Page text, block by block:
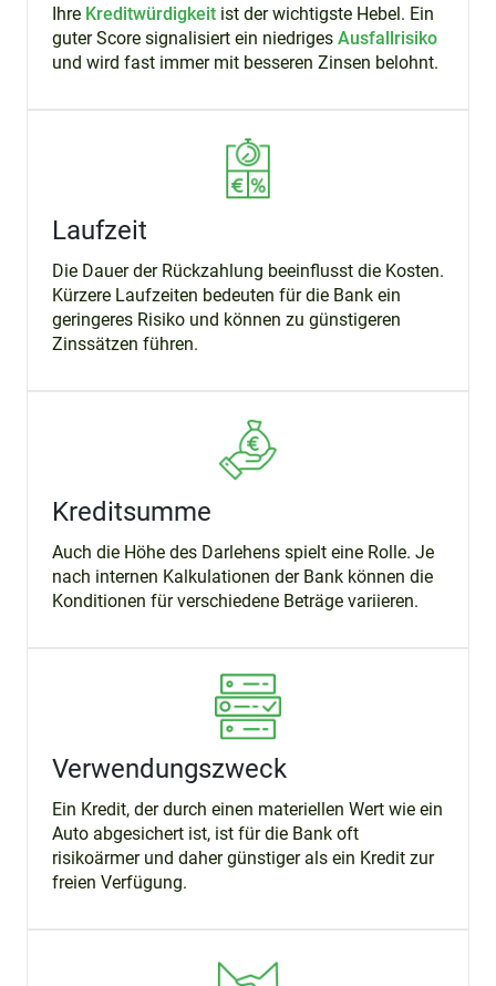
Ihre Kreditwürdigkeit ist der wichtigste Hebel. Ein
guter Score signalisiert ein niedriges Ausfallrisiko
und wird fast immer mit besseren Zinsen belohnt.
Laufzeit
Die Dauer der Rückzahlung beeinflusst die Kosten.
Kürzere Laufzeiten bedeuten für die Bank ein
geringeres Risiko und können zu günstigeren
Zinssätzen führen.
Kreditsumme
Auch die Höhe des Darlehens spielt eine Rolle. Je
nach internen Kalkulationen der Bank können die
Konditionen für verschiedene Beträge variieren.
Verwendungszweck
Ein Kredit, der durch einen materiellen Wert wie ein
Auto abgesichert ist, ist für die Bank oft
risikoärmer und daher günstiger als ein Kredit zur
freien Verfügung.